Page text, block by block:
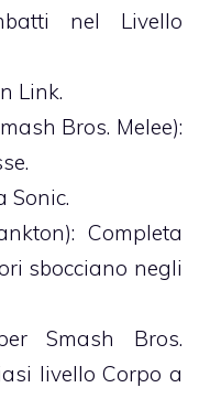
nel Livello
Link.
Bros. Melee):
Sonic.
Completa
sbocciano negli
Smash Bros.
livello Corpo a